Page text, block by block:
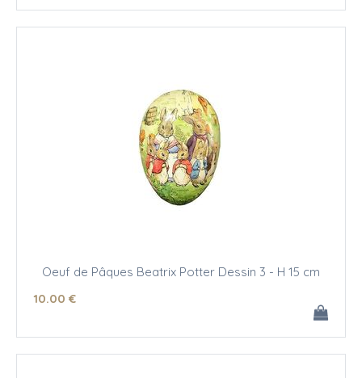
Oeuf de Pâques Beatrix Potter Dessin 3 - H 15 cm
10.00 €